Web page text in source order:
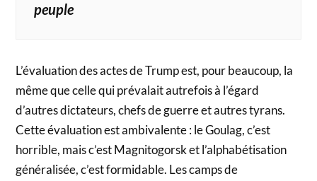
peuple
L’évaluation des actes de Trump est, pour beaucoup, la
même que celle qui prévalait autrefois à l’égard
d’autres dictateurs, chefs de guerre et autres tyrans.
Cette évaluation est ambivalente : le Goulag, c’est
horrible, mais c’est Magnitogorsk et l’alphabétisation
généralisée, c’est formidable. Les camps de